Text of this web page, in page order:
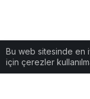
Bu web sitesinde en
için çerezler